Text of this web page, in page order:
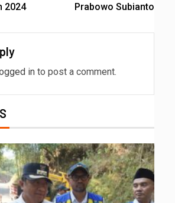
2024
Prabowo Subianto
in to post a comment.